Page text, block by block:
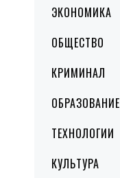
ЭКОНОМИКА
ОБЩЕСТВО
КРИМИНАЛ
ОБРАЗОВАНИЕ
ТЕХНОЛОГИИ
КУЛЬТУРА